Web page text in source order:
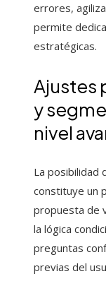
errores,
permite
estratégicas.
Ajustes
y
nivel
La posibilidad
constituye un
propuesta de
la lógica
preguntas
previas del